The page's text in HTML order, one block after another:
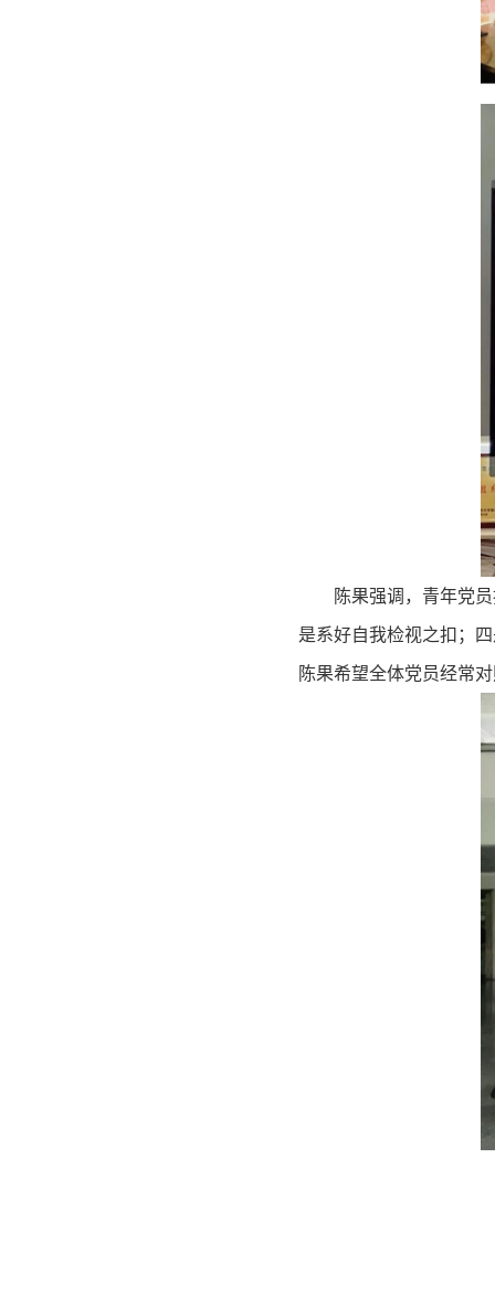
陈果强调，青年党
是系好自我检视之扣；
陈果希望全体党员经常